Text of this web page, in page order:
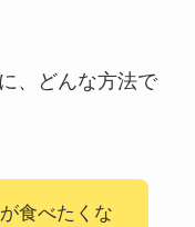
、どんな方法で
食べたくな